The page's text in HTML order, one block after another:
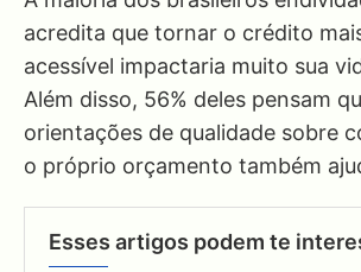
acredita que tornar o crédito
acessível impactaria muito sua
Além disso, 56% deles pensam
orientações de qualidade sobre
o próprio orçamento também
Esses artigos podem te